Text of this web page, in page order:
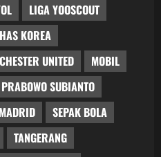
LIGA YOOSCOUT
KOREA
UNITED
MOBIL
PRABOWO SUBIANTO
SEPAK BOLA
TANGERANG